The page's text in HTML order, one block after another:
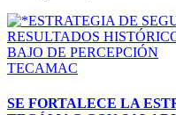
TECAMAC
SE FORTALECE LA